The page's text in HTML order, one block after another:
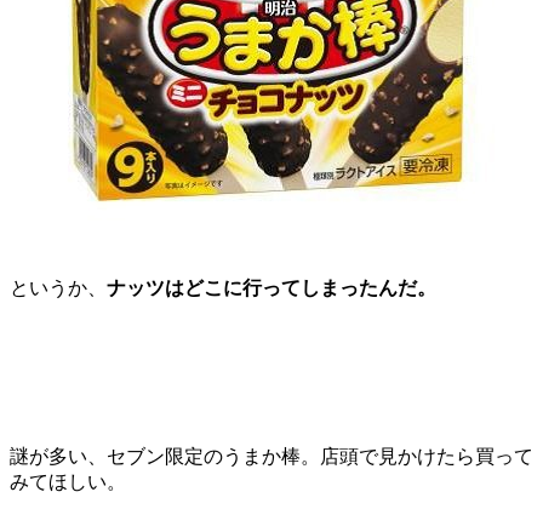
というか、 ナッツはどこに行ってしまったんだ。
謎が多い、セブン限定のうまか棒。店頭で見かけたら買って
みてほしい。